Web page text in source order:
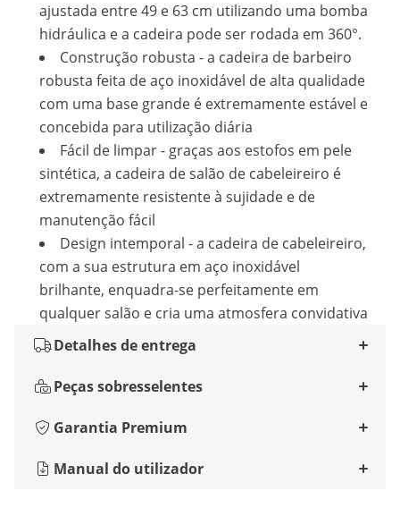
ajustada entre 49 e 63 cm utilizando uma bomba
hidráulica e a cadeira pode ser rodada em 360°.
Construção robusta - a cadeira de barbeiro
robusta feita de aço inoxidável de alta qualidade
com uma base grande é extremamente estável e
concebida para utilização diária
Fácil de limpar - graças aos estofos em pele
sintética, a cadeira de salão de cabeleireiro é
extremamente resistente à sujidade e de
manutenção fácil
Design intemporal - a cadeira de cabeleireiro,
com a sua estrutura em aço inoxidável
brilhante, enquadra-se perfeitamente em
qualquer salão e cria uma atmosfera convidativa
Detalhes de entrega
Peças sobresselentes
Garantia Premium
Manual do utilizador